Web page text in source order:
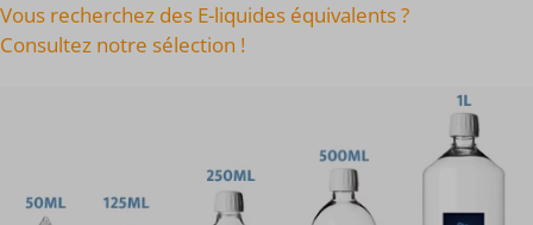
Vous recherchez des E-liquides équivalents ?
Consultez notre sélection !